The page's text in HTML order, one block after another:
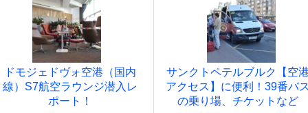
ドモジェドヴォ空港（国内
線）S7航空ラウンジ潜入レ
ポート！
サンクトペテルブルク【空
アクセス】に便利！39番バ
の乗り場、チケットなど